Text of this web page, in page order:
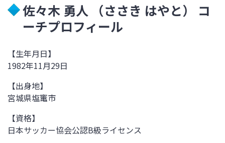
佐々木 勇人 （ささき はやと） コ
ーチプロフィール
【生年月日】
1982年11月29日
【出身地】
宮城県塩竃市
【資格】
日本サッカー協会公認B級ライセンス